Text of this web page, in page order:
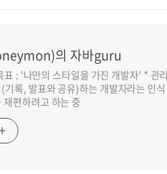
의 자바guru
표 : '나만의 스타일을 가진 개발자' * 관
기록, 발표와 공유)하는 개발자라는 인
편하려고 하는 중